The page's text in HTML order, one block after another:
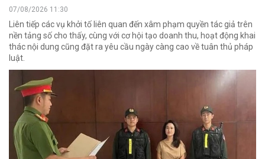
07/08/2026 11:30
Liên tiếp các vụ khởi tố liên quan đến xâm phạm quyền tác giả trên
nền tảng số cho thấy, cùng với cơ hội tạo doanh thu, hoạt động khai
thác nội dung cũng đặt ra yêu cầu ngày càng cao về tuân thủ pháp
luật.